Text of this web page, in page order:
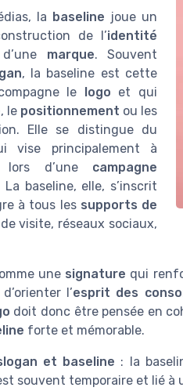
la baseline joue un
de l’identité
marque. Souvent
, la baseline est cette
le logo et qui
, le positionnement ou les
Elle se distingue du
vise principalement à
lors d’une campagne
La baseline, elle, s’inscrit
à tous les supports de
visite, réseaux sociaux,
une signature qui
l’esprit des
doit donc être pensée en
forte et mémorable.
et baseline : la
souvent temporaire et lié à